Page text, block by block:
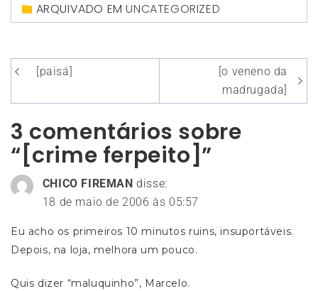
ARQUIVADO EMUNCATEGORIZED
Navegação
Post
[paisá]
[o veneno da
madrugada]
3 comentários sobre
“[crime ferpeito]”
CHICO FIREMAN disse:
18 de maio de 2006 às 05:57
Eu acho os primeiros 10 minutos ruins, insuportáveis.
Depois, na loja, melhora um pouco.
Quis dizer “maluquinho”, Marcelo.